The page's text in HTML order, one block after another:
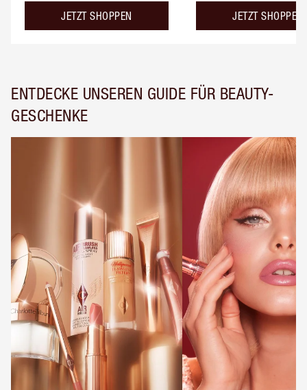
JETZT SHOPPEN JETZT SHOPPEN
ENTDECKE UNSEREN GUIDE FÜR BEAUTY-
GESCHENKE